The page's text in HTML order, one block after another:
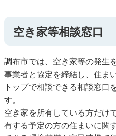
空き家等相談窓口
調布市では、空き家等の発生
事業者と協定を締結し、住ま
トップで相談できる相談窓口
す。
空き家を所有している方だけ
有する予定の方の住まいに関